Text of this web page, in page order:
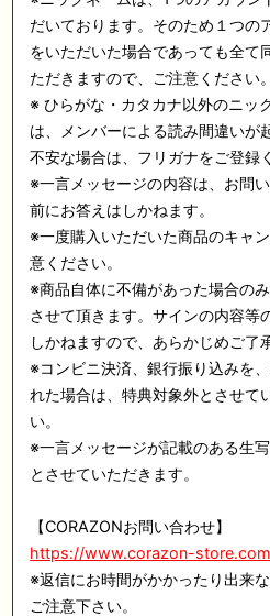
だいております。そのため１つの
をいただいた場合であっても全て
ただきますので、ご注意ください。
※ ひらがな・カタカナ以外のニッ
は、メンバーによる読み間違いが
不安な場合は、フリガナをご登録
※一言メッセージの内容は、お問
前にお答えはしかねます。
※一度購入いただいた商品のキャ
意ください。
※商品自体に不備があった場合の
させて頂きます。サインの内容等
しかねますので、あらかじめご了
※コンビニ決済、銀行振り込みを
れた場合は、特典対象外とさせて
い。
※一言メッセージが記載のある生
とさせていただきます。
【CORAZONお問い合わせ】
https://www.corazon-
※返信にお時間がかかったり出来
ご注意下さい。